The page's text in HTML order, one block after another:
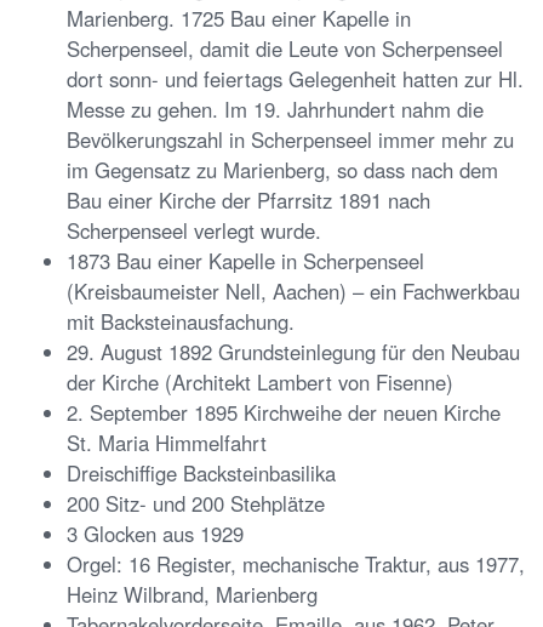
Marienberg. 1725 Bau einer Kapelle in
Scherpenseel, damit die Leute von Scherpenseel
dort sonn- und feiertags Gelegenheit hatten zur Hl.
Messe zu gehen. Im 19. Jahrhundert nahm die
Bevölkerungszahl in Scherpenseel immer mehr zu
im Gegensatz zu Marienberg, so dass nach dem
Bau einer Kirche der Pfarrsitz 1891 nach
Scherpenseel verlegt wurde.
1873 Bau einer Kapelle in Scherpenseel
(Kreisbaumeister Nell, Aachen) – ein Fachwerkbau
mit Backsteinausfachung.
29. August 1892 Grundsteinlegung für den Neubau
der Kirche (Architekt Lambert von Fisenne)
2. September 1895 Kirchweihe der neuen Kirche
St. Maria Himmelfahrt
Dreischiffige Backsteinbasilika
200 Sitz- und 200 Stehplätze
3 Glocken aus 1929
Orgel: 16 Register, mechanische Traktur, aus 1977,
Heinz Wilbrand, Marienberg